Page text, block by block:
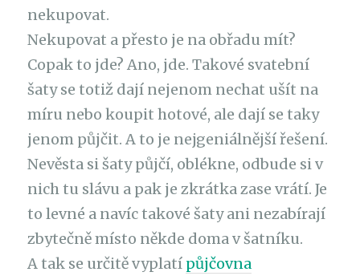
nekupovat.
Nekupovat a přesto je na obřadu mít?
Copak to jde? Ano, jde. Takové svatební
šaty se totiž dají nejenom nechat ušít na
míru nebo koupit hotové, ale dají se taky
jenom půjčit. A to je nejgeniálnější řešení.
Nevěsta si šaty půjčí, oblékne, odbude si v
nich tu slávu a pak je zkrátka zase vrátí. Je
to levné a navíc takové šaty ani nezabírají
zbytečně místo někde doma v šatníku.
A tak se určitě vyplatí půjčovna